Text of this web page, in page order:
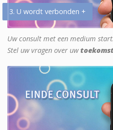
3. U wordt verbonden +
Uw consult met een medium start.
Stel uw vragen over uw